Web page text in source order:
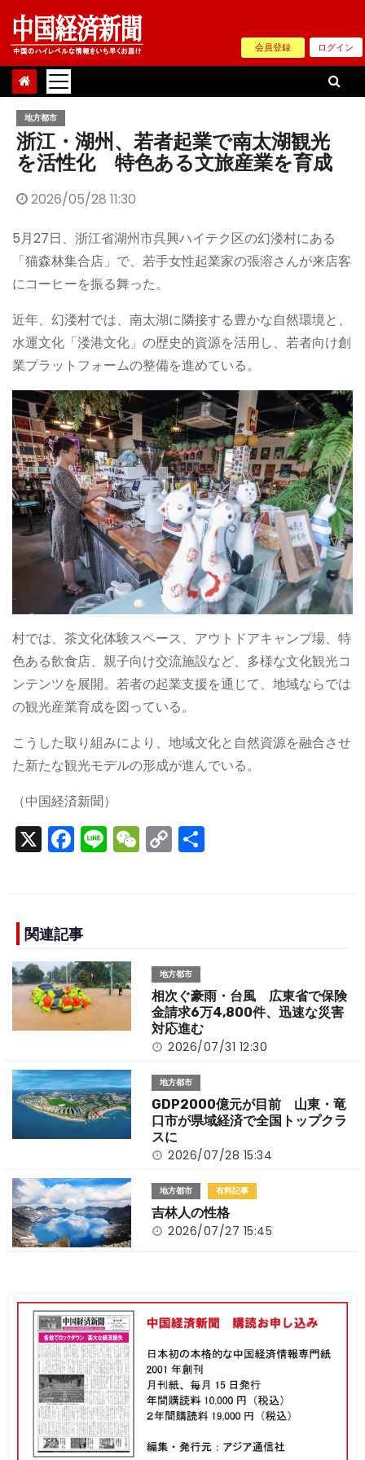
Skip
content
会員登録 ログイン
地方都市
浙江・湖州、若者起業で南太湖観光
を活性化 特色ある文旅産業を育成
2026/05/28 11:30
5月27日、浙江省湖州市呉興ハイテク区の幻溇村にある
「猫森林集合店」で、若手女性起業家の張溶さんが来店客
にコーヒーを振る舞った。
近年、幻溇村では、南太湖に隣接する豊かな自然環境と、
水運文化「溇港文化」の歴史的資源を活用し、若者向け創
業プラットフォームの整備を進めている。
村では、茶文化体験スペース、アウトドアキャンプ場、特
色ある飲食店、親子向け交流施設など、多様な文化観光コ
ンテンツを展開。若者の起業支援を通じて、地域ならでは
の観光産業育成を図っている。
こうした取り組みにより、地域文化と自然資源を融合させ
た新たな観光モデルの形成が進んでいる。
（中国経済新聞）
X F
a
e
b
o
o
k
Li
n
W
e
C
o
n
k
関連記事
地方都市
相次ぐ豪雨・台風 広東省で保険
金請求6万4,800件、迅速な災害
対応進む
2026/07/31 12:30
地方都市
GDP2000億元が目前 山東・竜
口市が県域経済で全国トップクラ
スに
2026/07/28 15:34
地方都市 有料記事
吉林人の性格
2026/07/27 15:45